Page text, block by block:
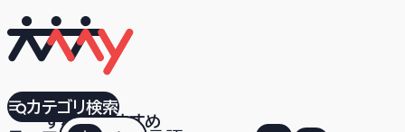
すべておすすめ
ダークモード
カテゴリ検索
Atos